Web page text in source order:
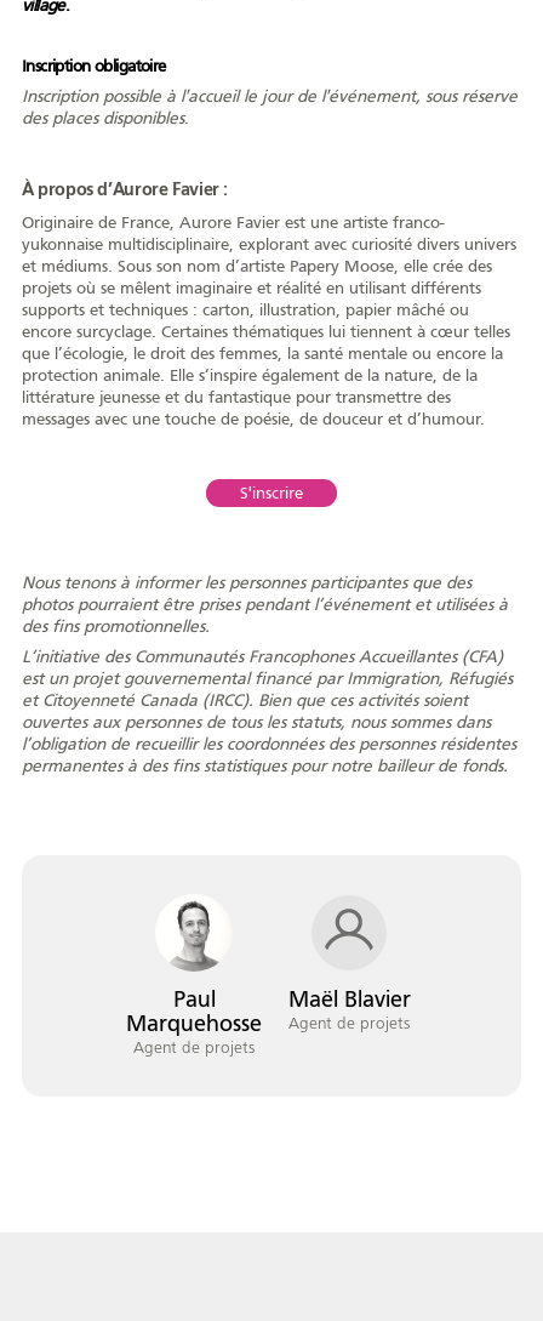
COMMUNAUTÉ
Portrait Histoire Organismes
Médias
Journée de la
francophonie
Reconnaissance
Émission
Rencontres
village.
Inscription obligatoire
Inscription possible à l'accueil le jour de l'événement, sous réserve
des places disponibles.
À propos d’Aurore Favier :
Originaire de France, Aurore Favier est une artiste franco-
yukonnaise multidisciplinaire, explorant avec curiosité divers univers
et médiums. Sous son nom d’artiste Papery Moose, elle crée des
projets où se mêlent imaginaire et réalité en utilisant différents
supports et techniques : carton, illustration, papier mâché ou
encore surcyclage. Certaines thématiques lui tiennent à cœur telles
que l’écologie, le droit des femmes, la santé mentale ou encore la
protection animale. Elle s’inspire également de la nature, de la
littérature jeunesse et du fantastique pour transmettre des
messages avec une touche de poésie, de douceur et d’humour.
S'inscrire
Nous tenons à informer les personnes participantes que des
photos pourraient être prises pendant l’événement et utilisées à
des fins promotionnelles.
L’initiative des Communautés Francophones Accueillantes (CFA)
est un projet gouvernemental financé par Immigration, Réfugiés
et Citoyenneté Canada (IRCC). Bien que ces activités soient
ouvertes aux personnes de tous les statuts, nous sommes dans
l’obligation de recueillir les coordonnées des personnes résidentes
permanentes à des fins statistiques pour notre bailleur de fonds.
Paul
Marquehosse
Agent de projets
Maël Blavier
Agent de projets